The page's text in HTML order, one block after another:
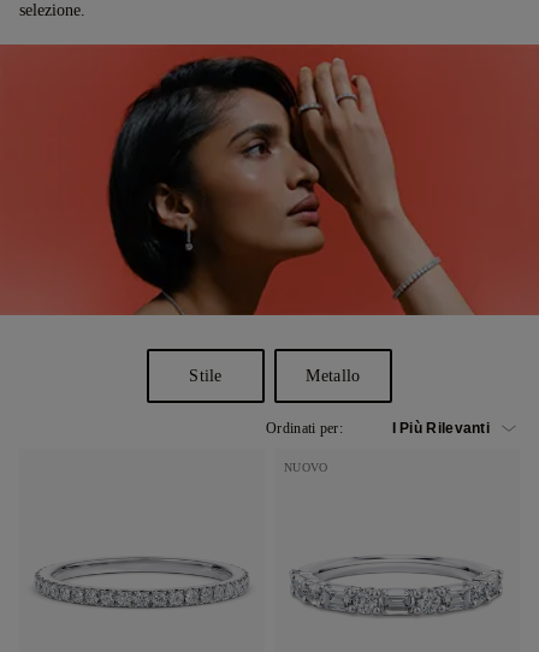
selezione.
Stile Metallo
Ordinati per:
NUOVO